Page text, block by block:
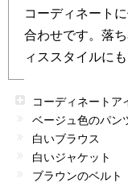
コーディネート
合わせです。落
ィススタイルにも
コーディネートア
ベージュ色のパン
白いブラウス
白いジャケット
ブラウンのベルト